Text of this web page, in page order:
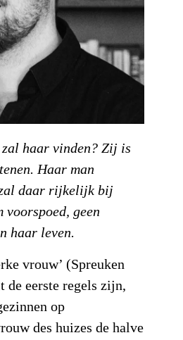
haar vinden? Zij is
Haar man
daar rijkelijk bij
voorspoed, geen
haar leven.
vrouw’ (Spreuken
de eerste regels zijn,
op
des huizes de halve